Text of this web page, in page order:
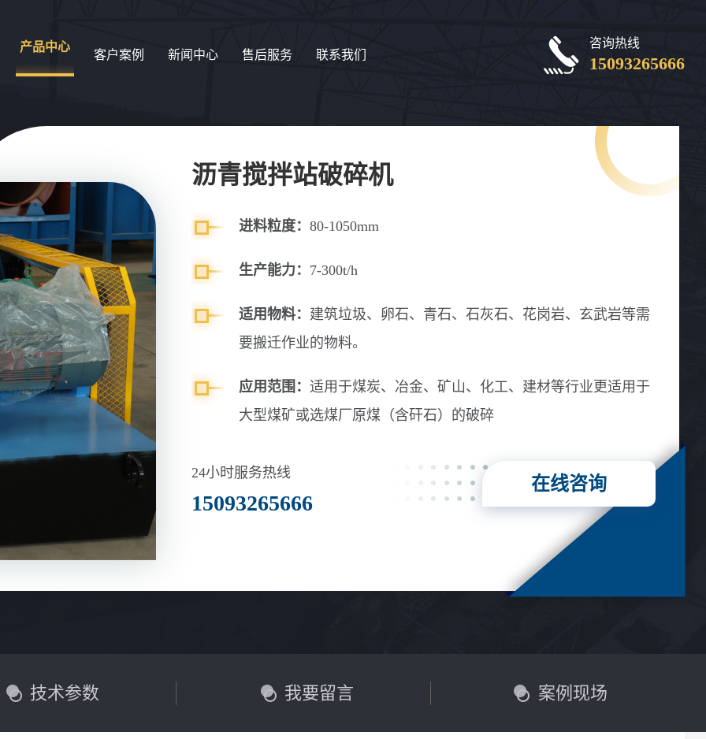
产品中心
客户案例 新闻中心 售后服务 联系我们
咨询热线
15093265666
沥青搅拌站破碎机
进料粒度： 80-1050mm
生产能力： 7-300t/h
适用物料： 建筑垃圾、卵石、青石、石灰石、花岗岩、玄武岩等需
要搬迁作业的物料。
应用范围： 适用于煤炭、冶金、矿山、化工、建材等行业更适用于
大型煤矿或选煤厂原煤（含矸石）的破碎
24小时服务热线
15093265666
在线咨询
技术参数 我要留言 案例现场